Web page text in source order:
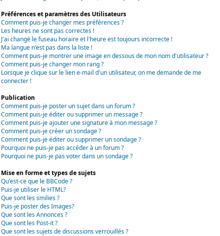
Préférences et paramètres des Utilisateurs
Comment puis-je changer mes préférences ?
Les heures ne sont pas correctes !
J'ai changé le fuseau horaire et l'heure est toujours incorrecte !
Ma langue n'est pas dans la liste !
Comment puis-je montrer une image en dessous de mon nom d'utilisateur ?
Comment puis-je changer mon rang ?
Lorsque je clique sur le lien e-mail d'un utilisateur, on me demande de me
connecter !
Publication
Comment puis-je poster un sujet dans un forum ?
Comment puis-je éditer ou supprimer un message ?
Comment puis-je ajouter une signature à mon message ?
Comment puis-je créer un sondage ?
Comment puis-je éditer ou supprimer un sondage ?
Pourquoi ne puis-je pas accéder à un forum ?
Pourquoi ne puis-je pas voter dans un sondage ?
Mise en forme et types de sujets
Qu'est-ce que le BBCode ?
Puis-je utiliser le HTML?
Que sont les smilies ?
Puis-je poster des Images?
Que sont les Annonces ?
Que sont les Post-it ?
Que sont les sujets de discussions verrouillés ?